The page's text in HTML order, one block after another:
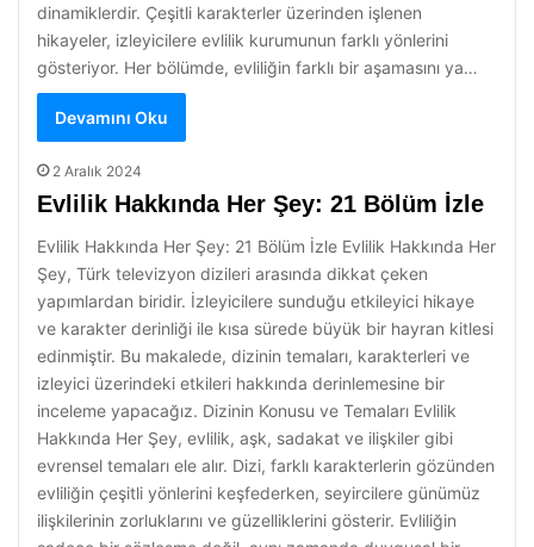
dinamiklerdir. Çeşitli karakterler üzerinden işlenen
hikayeler, izleyicilere evlilik kurumunun farklı yönlerini
gösteriyor. Her bölümde, evliliğin farklı bir aşamasını ya…
Devamını Oku
2 Aralık 2024
Evlilik Hakkında Her Şey: 21 Bölüm İzle
Evlilik Hakkında Her Şey: 21 Bölüm İzle Evlilik Hakkında Her
Şey, Türk televizyon dizileri arasında dikkat çeken
yapımlardan biridir. İzleyicilere sunduğu etkileyici hikaye
ve karakter derinliği ile kısa sürede büyük bir hayran kitlesi
edinmiştir. Bu makalede, dizinin temaları, karakterleri ve
izleyici üzerindeki etkileri hakkında derinlemesine bir
inceleme yapacağız. Dizinin Konusu ve Temaları Evlilik
Hakkında Her Şey, evlilik, aşk, sadakat ve ilişkiler gibi
evrensel temaları ele alır. Dizi, farklı karakterlerin gözünden
evliliğin çeşitli yönlerini keşfederken, seyircilere günümüz
ilişkilerinin zorluklarını ve güzelliklerini gösterir. Evliliğin